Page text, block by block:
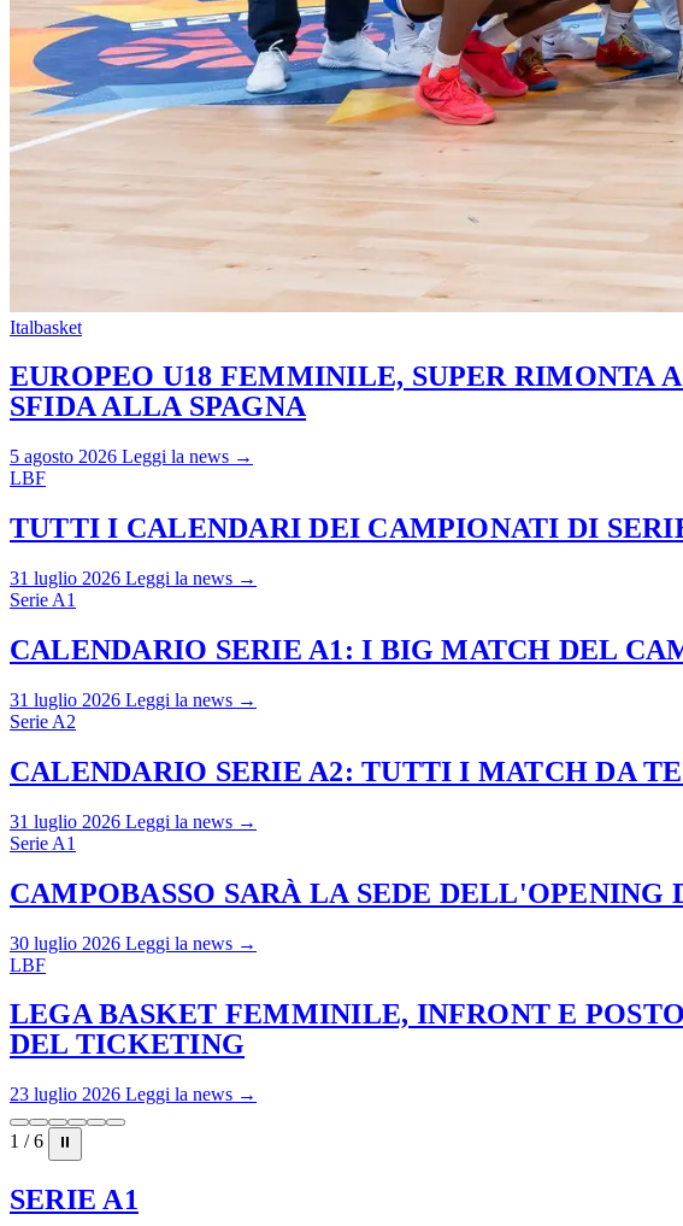
Italbasket
EUROPEO U18 FEMMINILE, SUPER RIMONTA
SFIDA ALLA SPAGNA
5 agosto 2026 Leggi la news →
LBF
TUTTI I CALENDARI DEI CAMPIONATI DI
31 luglio 2026 Leggi la news →
Serie A1
CALENDARIO SERIE A1: I BIG MATCH DEL
31 luglio 2026 Leggi la news →
Serie A2
CALENDARIO SERIE A2: TUTTI I MATCH DA
31 luglio 2026 Leggi la news →
Serie A1
CAMPOBASSO SARÀ LA SEDE DELL'OPENING
30 luglio 2026 Leggi la news →
LBF
LEGA BASKET FEMMINILE, INFRONT E
DEL TICKETING
23 luglio 2026 Leggi la news →
1 / 6 ⏸
SERIE A1